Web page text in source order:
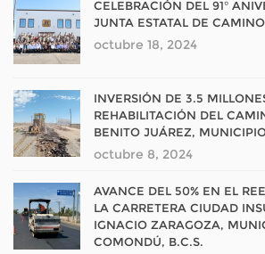
CELEBRACIÓN DEL 91°
JUNTA ESTATAL DE
octubre 18, 2024
INVERSIÓN DE 3.5
REHABILITACIÓN DEL
BENITO JUÁREZ,
octubre 8, 2024
AVANCE DEL 50% EN EL
LA CARRETERA CIUDAD
IGNACIO ZARAGOZA,
COMONDÚ, B.C.S.